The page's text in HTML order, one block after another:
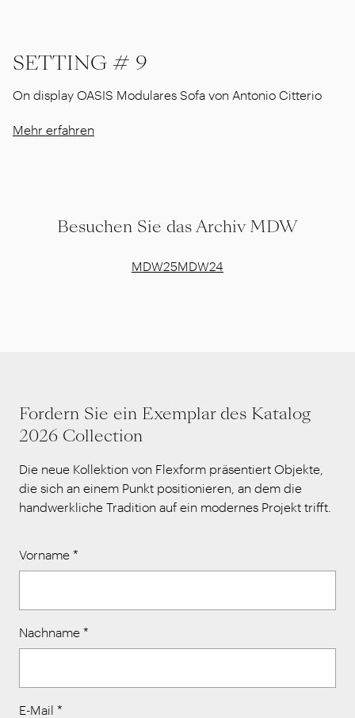
SETTING # 9
On display OASIS Modulares Sofa von Antonio Citterio
Mehr erfahren
Besuchen Sie das Archiv MDW
MDW25MDW24
Fordern Sie ein Exemplar des Katalog
2026 Collection
Die neue Kollektion von Flexform präsentiert Objekte,
die sich an einem Punkt positionieren, an dem die
handwerkliche Tradition auf ein modernes Projekt trifft.
Vorname *
Nachname *
E-Mail *